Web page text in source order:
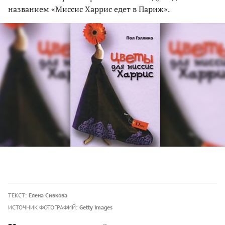
названием «Миссис Харрис едет в Париж».
ТЕКСТ: Елена Сивкова
ИСТОЧНИК ФОТОГРАФИЙ: Getty Images